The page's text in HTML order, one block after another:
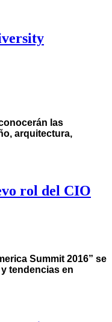
las
arquitectura,
rol del CIO
Summit 2016” se
tendencias en